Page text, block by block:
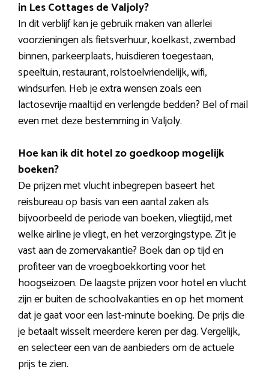
in Les Cottages de Valjoly?
In dit verblijf kan je gebruik maken van allerlei
voorzieningen als fietsverhuur, koelkast, zwembad
binnen, parkeerplaats, huisdieren toegestaan,
speeltuin, restaurant, rolstoelvriendelijk, wifi,
windsurfen. Heb je extra wensen zoals een
lactosevrije maaltijd en verlengde bedden? Bel of mail
even met deze bestemming in Valjoly.
Hoe kan ik dit hotel zo goedkoop mogelijk
boeken?
De prijzen met vlucht inbegrepen baseert het
reisbureau op basis van een aantal zaken als
bijvoorbeeld de periode van boeken, vliegtijd, met
welke airline je vliegt, en het verzorgingstype. Zit je
vast aan de zomervakantie? Boek dan op tijd en
profiteer van de vroegboekkorting voor het
hoogseizoen. De laagste prijzen voor hotel en vlucht
zijn er buiten de schoolvakanties en op het moment
dat je gaat voor een last-minute boeking. De prijs die
je betaalt wisselt meerdere keren per dag. Vergelijk,
en selecteer een van de aanbieders om de actuele
prijs te zien.